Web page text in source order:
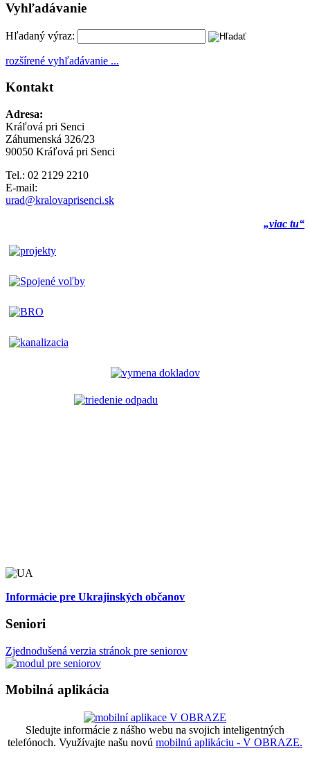
Vyhľadávanie
Hľadaný výraz:
rozšírené vyhľadávanie ...
Kontakt
Adresa:
Kráľová pri Senci
Záhumenská 326/23
90050 Kráľová pri Senci
Tel.: 02 2129 2210
E-mail:
urad@kralovaprisenci.sk
„viac tu“
Informácie pre Ukrajinských občanov
Seniori
Zjednodušená verzia stránok pre seniorov
Mobilná aplikácia
Sledujte informácie z nášho webu na svojich inteligentných
telefónoch. Využívajte našu novú mobilnú aplikáciu - V OBRAZE.